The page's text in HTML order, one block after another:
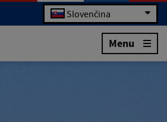
Slovenčina
Menu